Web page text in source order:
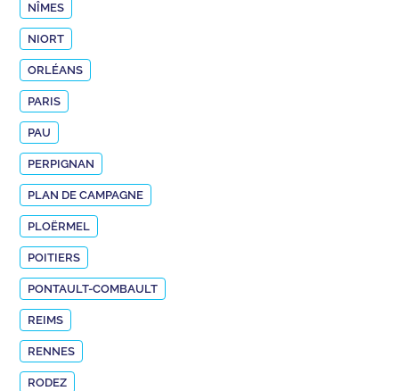
NÎMES
NIORT
ORLÉANS
PARIS
PAU
PERPIGNAN
PLAN DE CAMPAGNE
PLOËRMEL
POITIERS
PONTAULT-COMBAULT
REIMS
RENNES
RODEZ